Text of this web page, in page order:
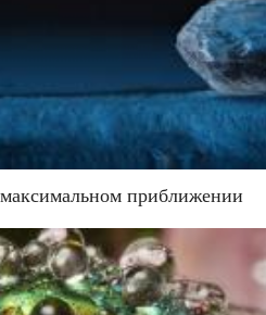
приближении